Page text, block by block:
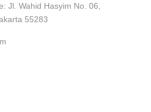
Jl. Wahid Hasyim No. 06,
55283